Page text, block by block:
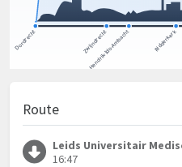
Route
Leids Universitair
16:47